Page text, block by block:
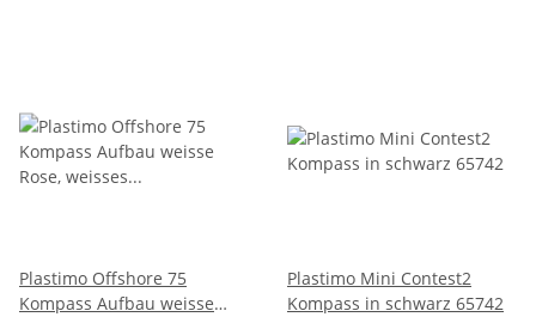
Plastimo Offshore 75
Kompass Aufbau weisse
Plastimo Mini Contest2
Kompass in schwarz 65742